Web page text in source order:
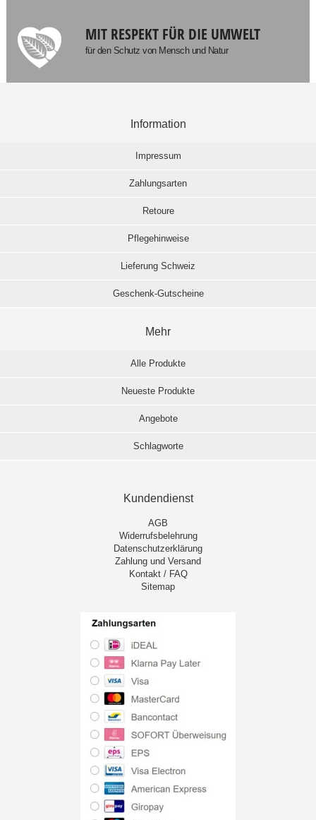
MIT RESPEKT FÜR DIE UMWELT
für den Schutz von Mensch und Natur
Information
Impressum
Zahlungsarten
Retoure
Pflegehinweise
Lieferung Schweiz
Geschenk-Gutscheine
Mehr
Alle Produkte
Neueste Produkte
Angebote
Schlagworte
Kundendienst
AGB
Widerrufsbelehrung
Datenschutzerklärung
Zahlung und Versand
Kontakt / FAQ
Sitemap